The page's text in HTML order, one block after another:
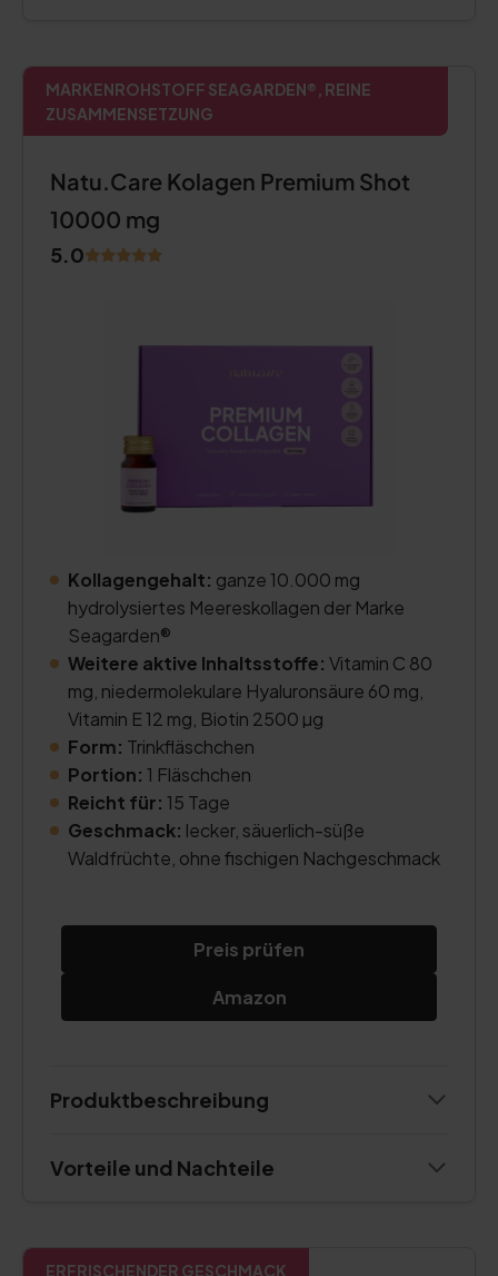
MARKENROHSTOFF SEAGARDEN®, REINE
ZUSAMMENSETZUNG
Natu.Care Kolagen Premium Shot
10000 mg
5.0
Kollagengehalt: ganze 10.000 mg
hydrolysiertes Meereskollagen der Marke
Seagarden®
Weitere aktive Inhaltsstoffe: Vitamin C 80
mg, niedermolekulare Hyaluronsäure 60 mg,
Vitamin E 12 mg, Biotin 2500 µg
Form: Trinkfläschchen
Portion: 1 Fläschchen
Reicht für: 15 Tage
Geschmack: lecker, säuerlich-süße
Waldfrüchte, ohne fischigen Nachgeschmack
Preis prüfen
Amazon
Produktbeschreibung
Vorteile und Nachteile
ERFRISCHENDER GESCHMACK